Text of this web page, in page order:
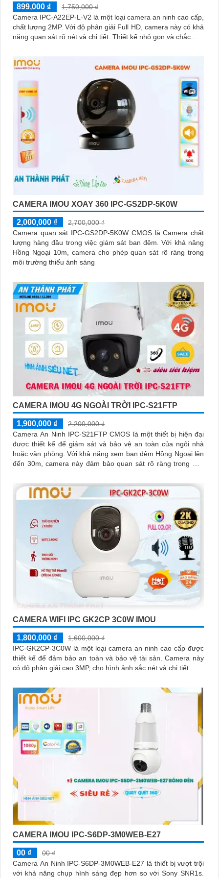
899,000 ₫
1,750,000 ₫
Camera IPC-A22EP-L-V2 là một loại camera an ninh cao cấp,
chất lượng 2MP. Với độ phân giải Full HD, camera này có khả
năng quan sát rõ nét và chi tiết. Thiết kế nhỏ gọn và chắc...
CAMERA IMOU XOAY 360 IPC-GS2DP-5K0W
2,000,000 ₫
2,700,000 ₫
Camera quan sát IPC-GS2DP-5K0W CMOS là Camera chất
lượng hàng đầu trong việc giám sát ban đêm. Với khả năng
Hồng Ngoại 10m, camera cho phép quan sát rõ ràng trong
môi trường thiếu ánh sáng
CAMERA IMOU 4G NGOÀI TRỜI IPC-S21FTP
1,900,000 ₫
2,200,000 ₫
Camera An Ninh IPC-S21FTP CMOS là một thiết bị hiện đại
được thiết kế để giám sát và bảo vệ an toàn của ngôi nhà
hoặc văn phòng. Với khả năng xem ban đêm Hồng Ngoại lên
đến 30m, camera này đảm bảo quan sát rõ ràng trong mọi
CAMERA WIFI IPC GK2CP 3C0W IMOU
1,800,000 ₫
1,600,000 ₫
IPC-GK2CP-3C0W là một loại camera an ninh cao cấp được
thiết kế để đảm bảo an toàn và bảo vệ tài sản. Camera này
có độ phân giải cao 3MP, cho hình ảnh sắc nét và chi tiết
CAMERA IMOU IPC-S6DP-3M0WEB-E27
00 ₫
00 ₫
Camera An Ninh IPC-S6DP-3M0WEB-E27 là thiết bị vượt trội
với khả năng chụp hình sáng đẹp hơn so với Sony SNR1s.